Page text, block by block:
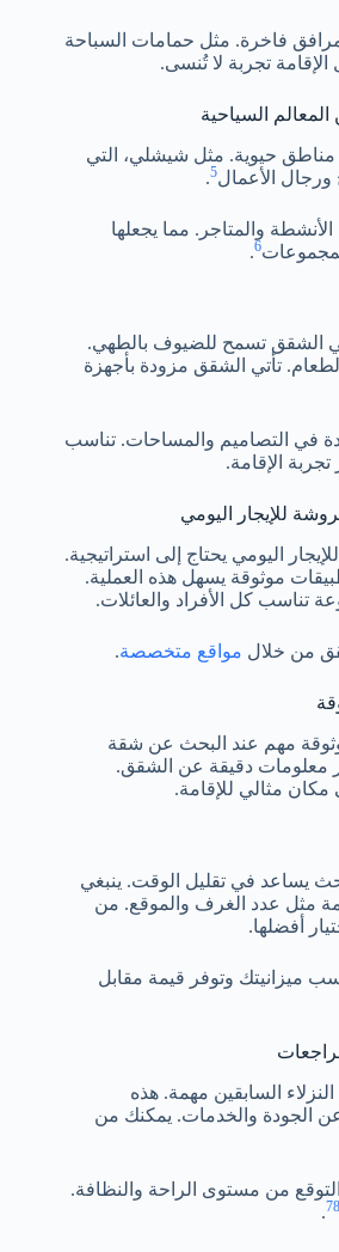
فاخرة. مثل حمامات السباحة
تجربة لا تُنسى.
السياحية
حيوية. مثل شيشلي، التي
ورجال الأعمال5
.
والمتاجر. مما يجعلها
6
.
الشقق تسمح للضيوف بالطهي.
تأتي الشقق مزودة بأجهزة
في التصاميم والمساحات. تناسب
تجربة الإقامة.
للإيجار اليومي
اليومي يحتاج إلى استراتيجية.
موثوقة يسهل هذه العملية.
تناسب كل الأفراد والعائلات.
من خلال مواقع متخصصة.
مهم عند البحث عن شقة
معلومات دقيقة عن الشقق.
مثالي للإقامة.
يساعد في تقليل الوقت. ينبغي
مثل عدد الغرف والموقع. من
أفضلها.
ميزانيتك وتوفر قيمة مقابل
السابقين مهمة. هذه
الجودة والخدمات. يمكنك من
التوقع من مستوى الراحة والنظافة.
78
.